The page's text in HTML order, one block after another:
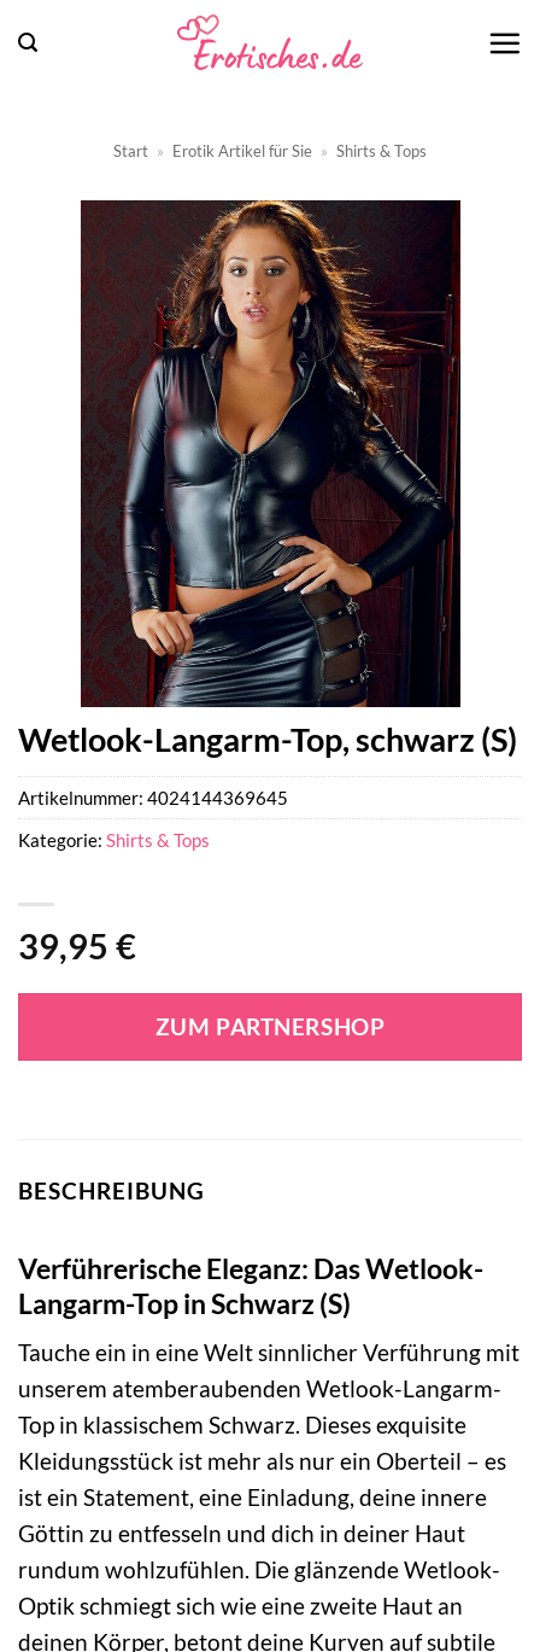
Inhalt
Start » Erotik Artikel für Sie » Shirts & Tops
Wetlook-Langarm-Top, schwarz (S)
39,95 €
ZUM PARTNERSHOP
Artikelnummer: 4024144369645
Kategorie: Shirts & Tops
BESCHREIBUNG
Verführerische Eleganz: Das Wetlook-
Langarm-Top in Schwarz (S)
Tauche ein in eine Welt sinnlicher Verführung mit
unserem atemberaubenden Wetlook-Langarm-
Top in klassischem Schwarz. Dieses exquisite
Kleidungsstück ist mehr als nur ein Oberteil – es
ist ein Statement, eine Einladung, deine innere
Göttin zu entfesseln und dich in deiner Haut
rundum wohlzufühlen. Die glänzende Wetlook-
Optik schmiegt sich wie eine zweite Haut an
deinen Körper, betont deine Kurven auf subtile